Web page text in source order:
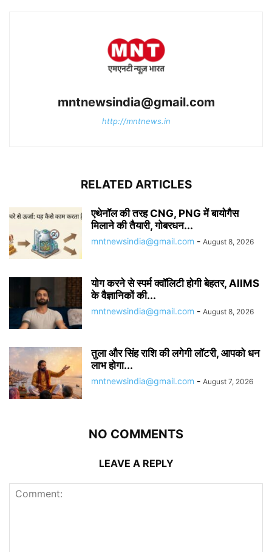
mntnewsindia@gmail.com
http://mntnews.in
RELATED ARTICLES
एथेनॉल की तरह CNG, PNG में बायोगैस
मिलाने की तैयारी, गोबरधन...
mntnewsindia@gmail.com - August 8, 2026
योग करने से स्पर्म क्वॉलिटी होगी बेहतर, AIIMS
के वैज्ञानिकों की...
mntnewsindia@gmail.com - August 8, 2026
तुला और सिंह राशि की लगेगी लॉटरी, आपको धन
लाभ होगा...
mntnewsindia@gmail.com - August 7, 2026
NO COMMENTS
LEAVE A REPLY